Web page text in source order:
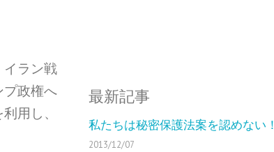
イラン戦
プ政権へ
用し、
最新記事
私たちは秘密保護法案を認めない！
2013/12/07